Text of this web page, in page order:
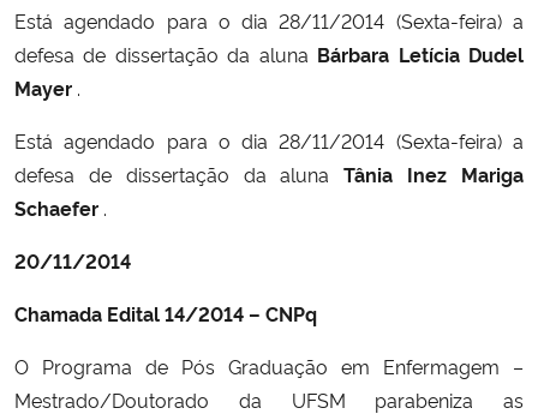
Está agendado para o dia 28/11/2014 (Sexta-feira) a
defesa de dissertação da aluna Bárbara Letícia Dudel
Mayer .
Está agendado para o dia 28/11/2014 (Sexta-feira) a
defesa de dissertação da alunaTânia Inez Mariga
Schaefer .
20/11/2014
Chamada Edital 14/2014 – CNPq
O Programa de Pós Graduação em Enfermagem –
Mestrado/Doutorado da UFSM parabeniza as